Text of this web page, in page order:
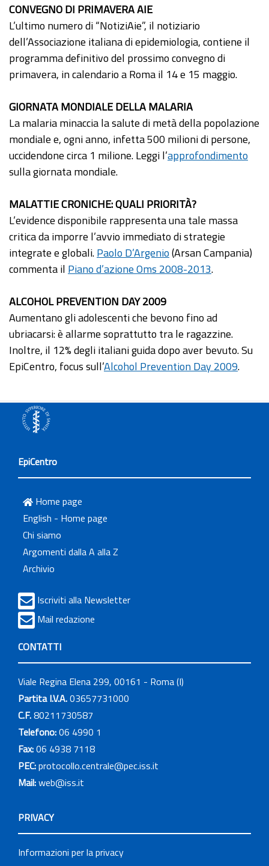
CONVEGNO DI PRIMAVERA AIE
L’ultimo numero di “NotiziAie”, il notiziario
dell’Associazione italiana di epidemiologia, contiene il
programma definitivo del prossimo convegno di
primavera, in calendario a Roma il 14 e 15 maggio.
GIORNATA MONDIALE DELLA MALARIA
La malaria minaccia la salute di metà della popolazione
mondiale e, ogni anno, infetta 500 milioni di persone,
uccidendone circa 1 milione. Leggi l’approfondimento
sulla giornata mondiale.
MALATTIE CRONICHE: QUALI PRIORITÀ?
L’evidence disponibile rappresenta una tale massa
critica da imporre l’avvio immediato di strategie
integrate e globali.Paolo D’Argenio(Arsan Campania)
commenta il Piano d’azione Oms 2008-2013.
ALCOHOL PREVENTION DAY 2009
Aumentano gli adolescenti che bevono fino ad
ubriacarsi: è allarme soprattutto tra le ragazzine.
Inoltre, il 12% degli italiani guida dopo aver bevuto. Su
EpiCentro, focus sull’Alcohol Prevention Day 2009.
EpiCentro
Home page
English - Home page
Chi siamo
Argomenti dalla A alla Z
Archivio
Iscriviti alla Newsletter
Mail redazione
CONTATTI
Viale Regina Elena 299, 00161 - Roma (I)
Partita I.V.A.03657731000
C.F.80211730587
Telefono:06 4990 1
Fax:06 4938 7118
PEC:protocollo.centrale@pec.iss.it
Mail:web@iss.it
PRIVACY
Informazioni per la privacy